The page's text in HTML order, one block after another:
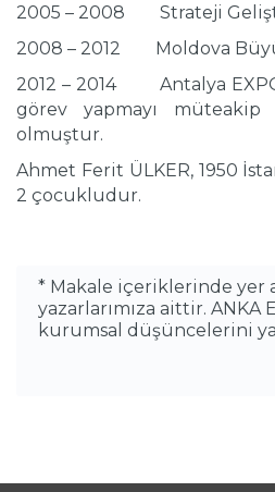
2005 – 2008 Strateji
2008 – 2012 Moldova
2012 – 2014 Antalya
görev yapmayı müteakip
olmuştur.
Ahmet Ferit ÜLKER, 1950
2 çocukludur.
* Makale içeriklerinde yer
yazarlarımıza aittir.
kurumsal düşüncelerini